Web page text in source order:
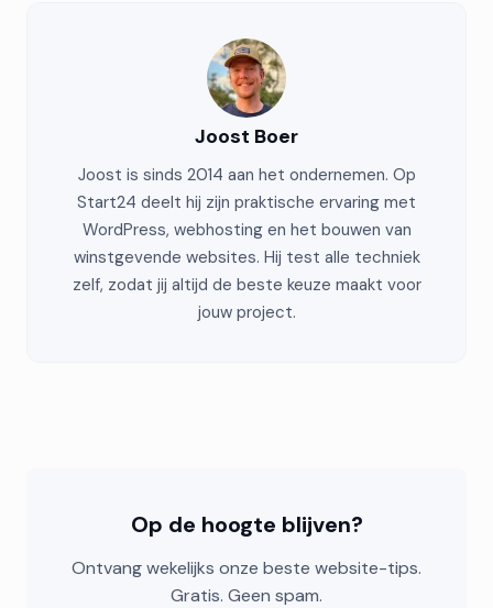
Joost Boer
Joost is sinds 2014 aan het ondernemen. Op
Start24 deelt hij zijn praktische ervaring met
WordPress, webhosting en het bouwen van
winstgevende websites. Hij test alle techniek
zelf, zodat jij altijd de beste keuze maakt voor
jouw project.
Op de hoogte blijven?
Ontvang wekelijks onze beste website-tips.
Gratis. Geen spam.